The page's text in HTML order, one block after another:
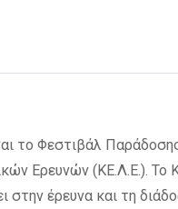
το Φεστιβάλ
Ερευνών (ΚΕ.Λ.Ε.). Το
στην έρευνα και τη